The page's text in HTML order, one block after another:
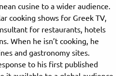
cusine to a wider audience.
cooking shows for Greek TV,
for restaurants, hotels
When he isn’t cooking, he
and gastronomy sites.
to his first published